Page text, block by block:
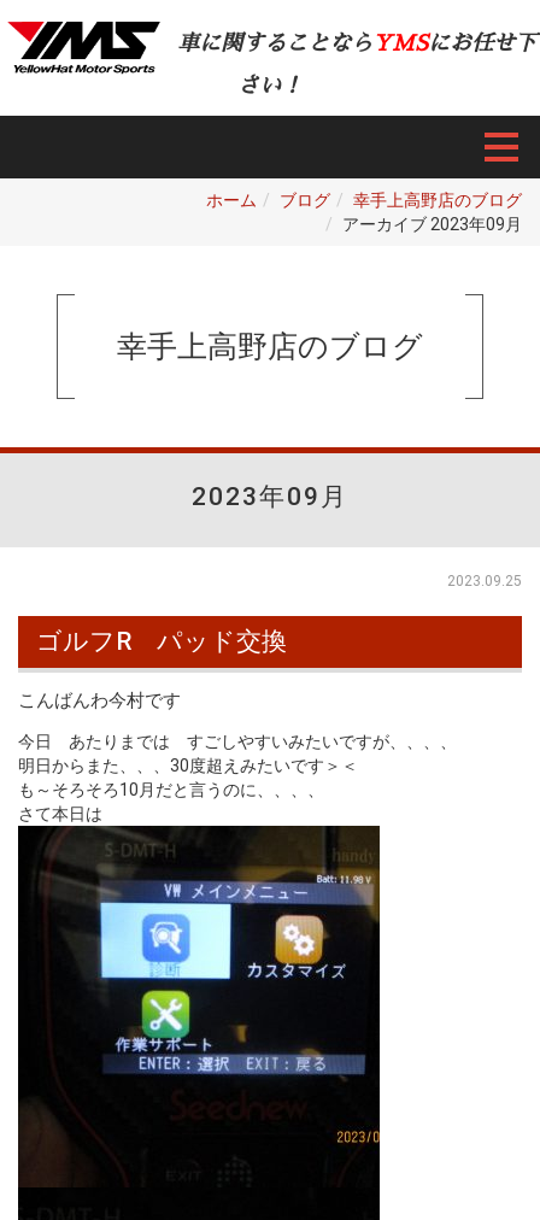
車に関することなら YMSにお任せ下
さい！
ホーム ブログ
幸手上高野店のブログ
アーカイブ 2023年09月
幸手上高野店のブログ
2023年09月
2023.09.25
ゴルフR パッド交換
こんばんわ今村です
今日 あたりまでは すごしやすいみたいですが、、、、
明日からまた、、、30度超えみたいです＞＜
も～そろそろ10月だと言うのに、、、、
さて本日は